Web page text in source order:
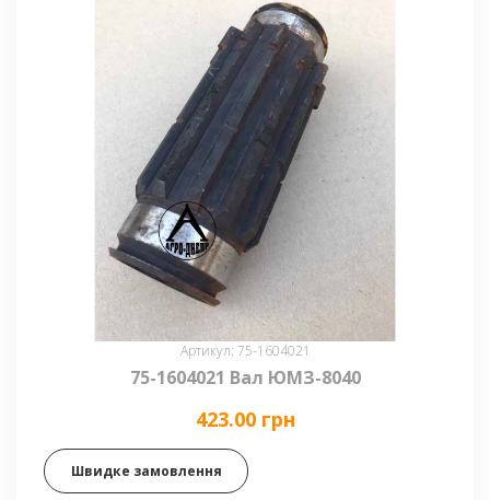
Артикул: 75-1604021
75-1604021 Вал ЮМЗ-8040
423.00 грн
Швидке замовлення